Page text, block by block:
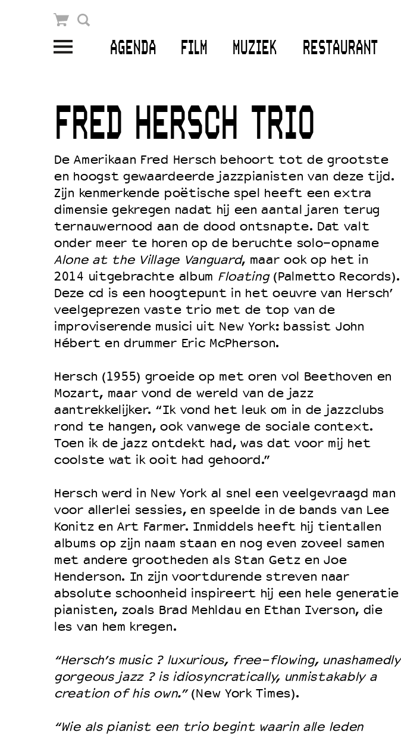
AGENDA FILM MUZIEK RESTAURANT
Winkelmandje
Openingstijden & contact
Bereikbaarheid
EDUCATIE
Schoolvoorstellingen
Filmprogramma’s Primair Onderwijs
Filmprogramma’s VO/MBO
Speciale educatieprogramma’s
OVER LANTARENVENSTER
Werken bij
Wie is wie
Word vriend
Historie
Partners
Huisregels
Privacyverklaring
Integriteits- en gedragscode
Duurzaamheid
Culturele boycot Israël
Ruimte voor artistieke vrijheid – VNPF
FRED HERSCH TRIO
De Amerikaan Fred Hersch behoort tot de grootste
en hoogst gewaardeerde jazzpianisten van deze tijd.
Zijn kenmerkende poëtische spel heeft een extra
dimensie gekregen nadat hij een aantal jaren terug
ternauwernood aan de dood ontsnapte. Dat valt
onder meer te horen op de beruchte solo-opname
Alone at the Village Vanguard, maar ook op het in
2014 uitgebrachte album Floating(Palmetto Records).
Deze cd is een hoogtepunt in het oeuvre van Hersch’
veelgeprezen vaste trio met de top van de
improviserende musici uit New York: bassist John
Hébert en drummer Eric McPherson.
Hersch (1955) groeide op met oren vol Beethoven en
Mozart, maar vond de wereld van de jazz
aantrekkelijker. “Ik vond het leuk om in de jazzclubs
rond te hangen, ook vanwege de sociale context.
Toen ik de jazz ontdekt had, was dat voor mij het
coolste wat ik ooit had gehoord.”
Hersch werd in New York al snel een veelgevraagd man
voor allerlei sessies, en speelde in de bands van Lee
Konitz en Art Farmer. Inmiddels heeft hij tientallen
albums op zijn naam staan en nog even zoveel samen
met andere grootheden als Stan Getz en Joe
Henderson. In zijn voortdurende streven naar
absolute schoonheid inspireert hij een hele generatie
pianisten, zoals Brad Mehldau en Ethan Iverson, die
les van hem kregen.
“Hersch’s music ? luxurious, free-flowing, unashamedly
gorgeous jazz ? is idiosyncratically, unmistakably a
creation of his own.”(New York Times).
“Wie als pianist een trio begint waarin alle leden